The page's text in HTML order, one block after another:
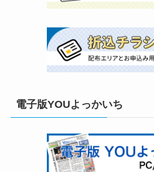
電子版YOUよっかいち